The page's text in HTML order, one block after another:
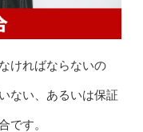
ければならないの
ない、あるいは保証
です。